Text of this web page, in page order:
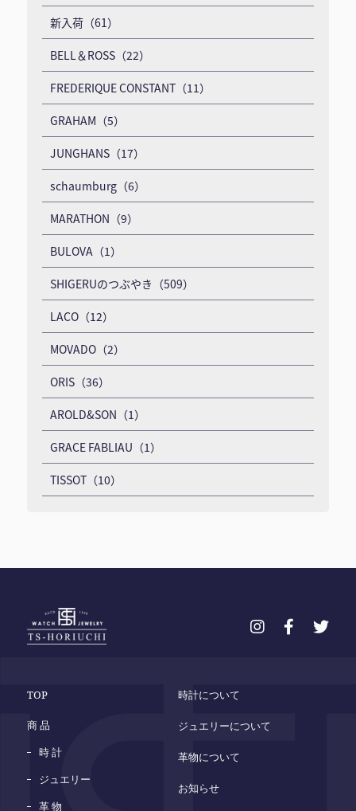
新入荷（61）
BELL＆ROSS（22）
FREDERIQUE CONSTANT（11）
GRAHAM（5）
JUNGHANS（17）
schaumburg（6）
MARATHON（9）
BULOVA（1）
SHIGERUのつぶやき（509）
LACO（12）
MOVADO（2）
ORIS（36）
AROLD&SON（1）
GRACE FABLIAU（1）
TISSOT（10）
TOP
商 品
時 計
ジュエリー
革 物
時計について
ジュエリーについて
革物について
お知らせ